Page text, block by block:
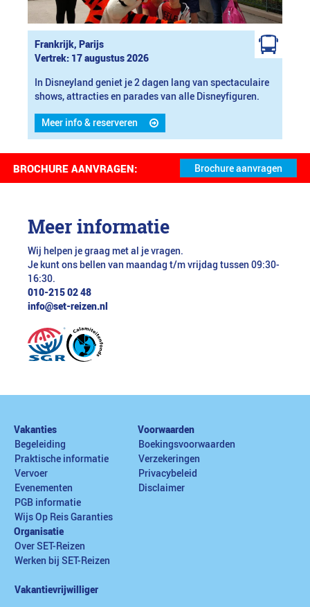
Frankrijk, Parijs
Vertrek: 17 augustus 2026
In Disneyland geniet je 2 dagen lang van spectaculaire
shows, attracties en parades van alle Disneyfiguren.
Meer info & reserveren
BROCHURE AANVRAGEN:
Meer informatie
Wij helpen je graag met al je vragen.
Je kunt ons bellen van maandag t/m vrijdag tussen 09:30-
16:30.
010-215 02 48
info@set-reizen.nl
Vakanties
Begeleiding
Praktische informatie
Vervoer
Evenementen
PGB informatie
Wijs Op Reis Garanties
Voorwaarden
Boekingsvoorwaarden
Verzekeringen
Privacybeleid
Disclaimer
Organisatie
Over SET-Reizen
Werken bij SET-Reizen
Vakantievrijwilliger